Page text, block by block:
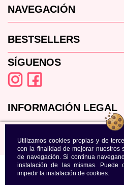
Utilizamos cookies propias y de
con la finalidad de mejorar nuestros
de navegación. Si continua
instalación de las mismas. Puede
impedir la instalación de cookies.
NAVEGACIÓN
BESTSELLERS
SÍGUENOS
INFORMACIÓN LEGAL